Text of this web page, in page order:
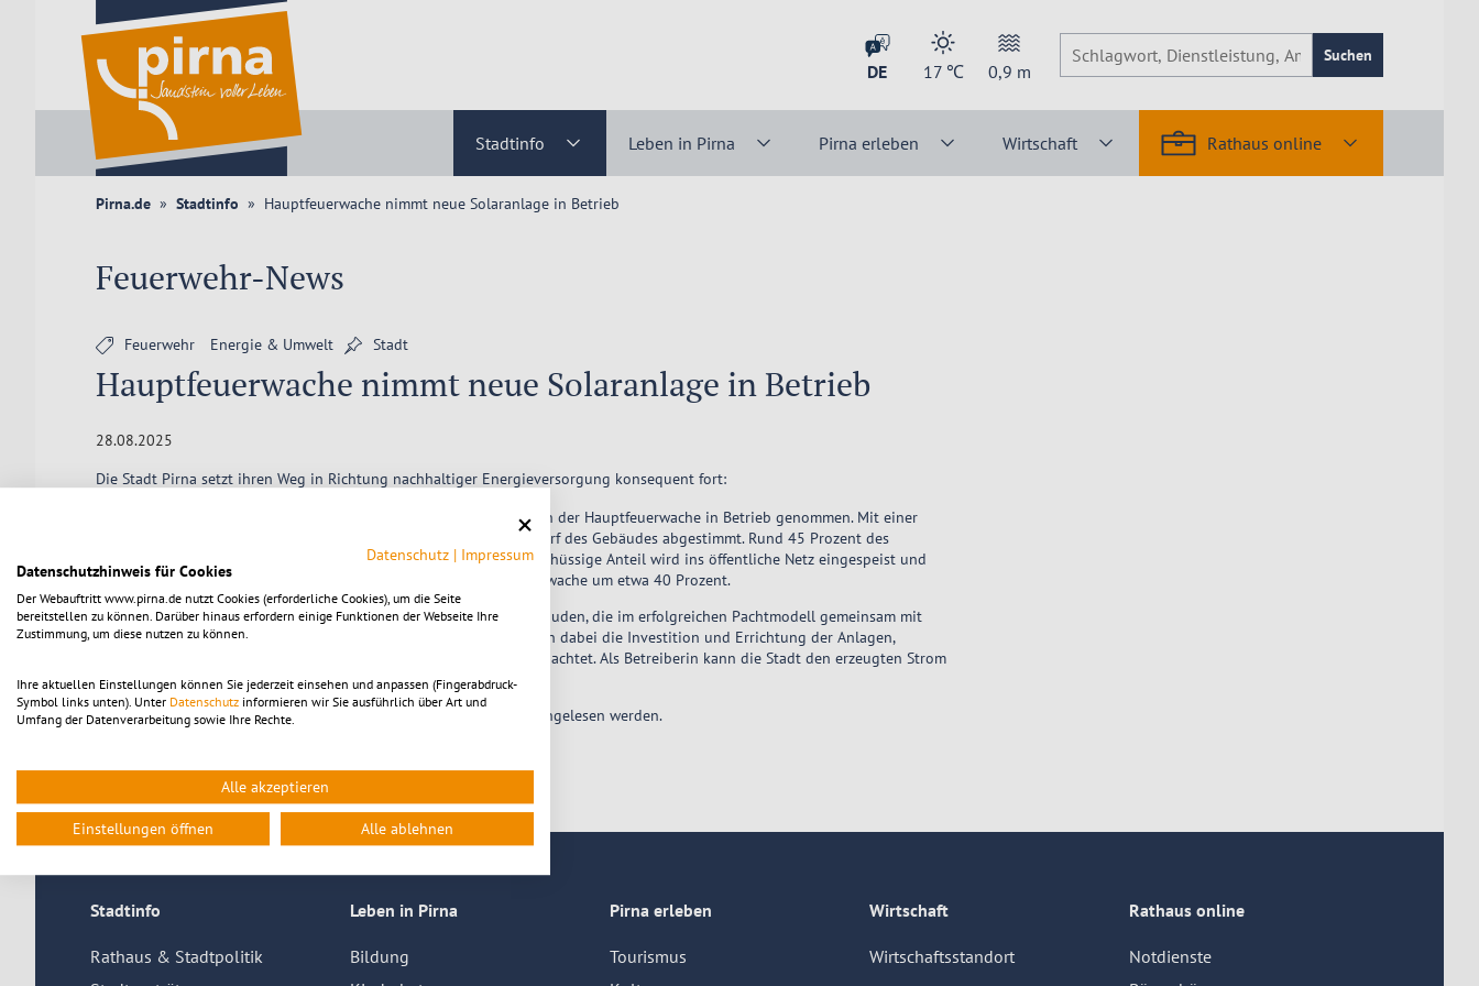
DE 17℃ 0,9 m
Suchen
Stadtinfo Leben in Pirna Pirna erleben Wirtschaft Rathaus online
Pirna.de Stadtinfo Hauptfeuerwache nimmt neue Solaranlage in Betrieb
Feuerwehr-News
Feuerwehr Energie & Umwelt Stadt
Hauptfeuerwache nimmt neue Solaranlage in Betrieb
28.08.2025
Die Stadt Pirna setzt ihren Weg in Richtung nachhaltiger Energieversorgung konsequent fort:
Aktuell wird die neue Photovoltaikanlage (PV-Anlage) auf dem Dach der Hauptfeuerwache in Betrieb genommen. Mit einer
Leistung von 29,8 kWp ist die Größe der Anlage auf den Strombedarf des Gebäudes abgestimmt. Rund 45 Prozent des
erzeugten Stroms werden künftig direkt vor Ort genutzt, der überschüssige Anteil wird ins öffentliche Netz eingespeist und
vergütet. Dadurch reduziert sich der externe Strombezug der Feuerwache um etwa 40 Prozent.
Die neue Anlage ist bereits die vierte Anlage auf kommunalen Gebäuden, die im erfolgreichen Pachtmodell gemeinsam mit
den Stadtwerken Pirna realisiert wurde. Die Stadtwerke übernehmen dabei die Investition und Errichtung der Anlagen,
während die Stadt Pirna diese über einen Zeitraum von 20 Jahren pachtet. Als Betreiberin kann die Stadt den erzeugten Strom
selbst nutzen und von der Einspeisevergütung profitieren.
Mehr Informationen können in der
nachgelesen werden.
Stadtinfo
Rathaus & Stadtpolitik
Leben in Pirna
Bildung
Pirna erleben
Tourismus
Wirtschaft
Wirtschaftsstandort
Rathaus online
Notdienste
Datenschutz | Impressum
Datenschutzhinweis für Cookies
Der Webauftritt www.pirna.de nutzt Cookies (erforderliche Cookies), um die Seite
bereitstellen zu können. Darüber hinaus erfordern einige Funktionen der Webseite Ihre
Zustimmung, um diese nutzen zu können.
Ihre aktuellen Einstellungen können Sie jederzeit einsehen und anpassen (Fingerabdruck-
Symbol links unten). Unter Datenschutz informieren wir Sie ausführlich über Art und
Umfang der Datenverarbeitung sowie Ihre Rechte.
Alle akzeptieren
Einstellungen öffnen Alle ablehnen